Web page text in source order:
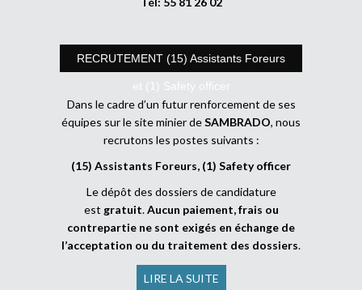
RECRUTEMENT (15) Assistants Foreurs
et (1) Safety officer
Dans le cadre d’un futur renforcement de ses
équipes sur le site minier deSAMBRADO, nous
recrutons les postes suivants :
(15) Assistants Foreurs, (1) Safety officer
Le dépôt des dossiers de candidature
est gratuit.Aucun paiement, frais ou
contrepartie ne sont exigés en échange de
l’acceptation ou du traitement des dossiers.
LIRE LA SUITE